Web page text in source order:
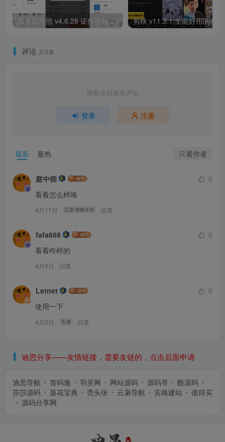
最美证件照 v4.6.28 证件照制作软件，内购解锁会员版
评论 共3条
请登录后发表评论
登录 注册
最新 最热 只看作者
庭中彻
0
看看怎么样咯
4月11日 江苏省南京市 回复
fafa888
0
看看咋样的
4月4日 回复
Letnet
0
使用一下
4月3日 天津 回复
迪思分享——友情链接，需要友链的，点击后面申请
迪思导航 首码逸 羽灵网 网站源码 源码哥
酷源码
莎莎源码
葵花宝典 秃头张 云枭导航 宾格建站
值得买
源码分享网